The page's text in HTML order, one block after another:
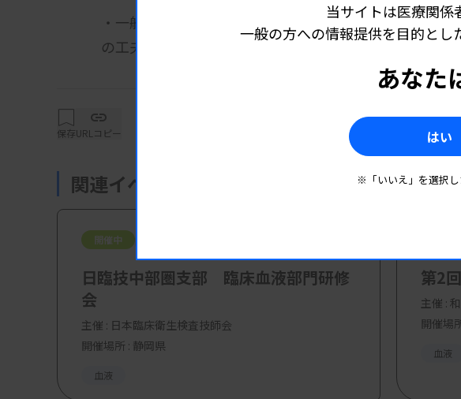
・一般演題1：重篤なステロイド精神病の既往を有する
の工夫
大和玄季先生（群馬大学医学部附属病院 小児
初見菜穂子先生（群馬県済生会前橋病院 血液
・特別講演：AYA世代の造血器患者の将来の希望に応
援
多田雄真先生（大阪国際がんセンター血液内科 医
【参加費・定員など】
詳細はこちら（外部リンク
保存URLコピー
関連イベント・研修会
開催中
日臨技中部圏支部 臨床血液部門研修
会
主催 : 日本臨床衛生検査技師会
開催場所 : 静岡県
血液
第2
主催 :
開催場
血液
当サイトは医療関係
一般の方への情報提供を目的と
あなた
はい
※「いいえ」を選択し